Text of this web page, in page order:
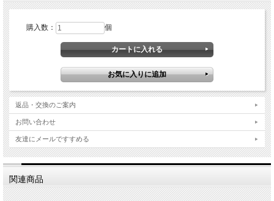
購入数： 個
返品・交換のご案内
お問い合わせ
友達にメールですすめる
関連商品